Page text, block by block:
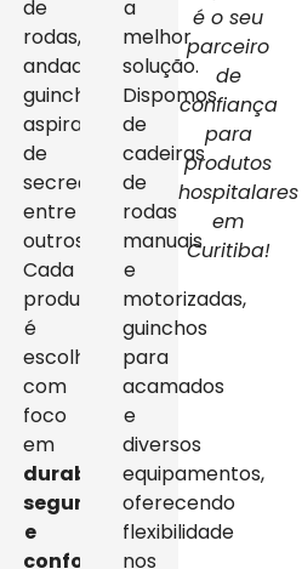
de
rodas,
andadores,
guinchos,
aspiradores
de
secreção,
entre
outros.
Cada
produto
é
escolhido
com
foco
em
durabilidade,
segurança
e
conforto
a
melhor
solução.
Dispomos
de
cadeiras
de
rodas
manuais
e
motorizadas,
guinchos
para
acamados
e
diversos
equipamentos,
oferecendo
flexibilidade
nos
é o seu
parceiro
de
confiança
para
produtos
hospitalares
em
Curitiba!